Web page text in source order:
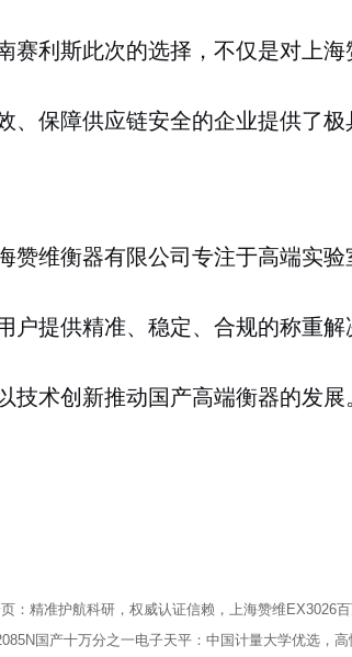
赛利斯此次的选择，不仅是对上
、保障供应链安全的企业提供了极
赞维衡器有限公司专注于高端实
户提供精准、稳定、合规的称重
技术创新推动国产高端衡器的发展
： 精准护航科研，权威认证信赖，上海赞维EX3026
国产十万分之一电子天平：中国计量大学优选，